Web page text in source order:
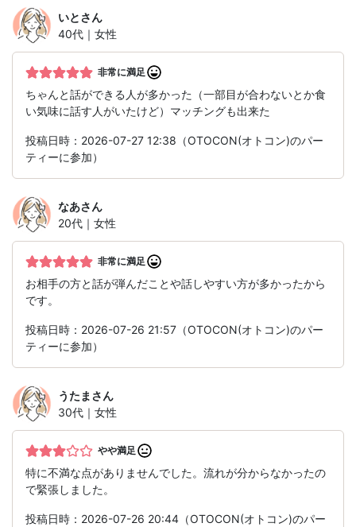
いとさん
40代｜女性
非常に満足
ちゃんと話ができる人が多かった（一部目が合わないとか食
い気味に話す人がいたけど）マッチングも出来た
投稿日時：2026-07-27 12:38（OTOCON(オトコン)のパー
ティーに参加）
なあさん
20代｜女性
非常に満足
お相手の方と話が弾んだことや話しやすい方が多かったから
です。
投稿日時：2026-07-26 21:57（OTOCON(オトコン)のパー
ティーに参加）
うたま さん
30代｜女性
やや満足
特に不満な点がありませんでした。流れが分からなかったの
で緊張しました。
投稿日時：2026-07-26 20:44（OTOCON(オトコン)のパー